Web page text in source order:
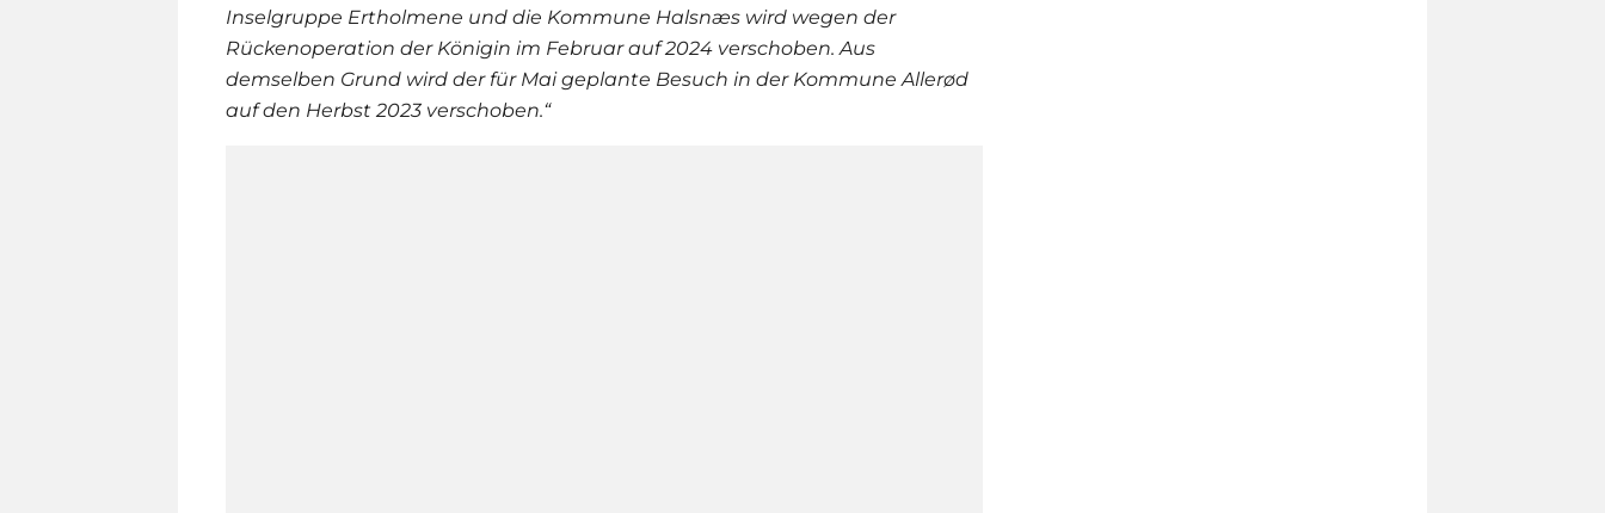
Inselgruppe Ertholmene und die Kommune Halsnæs wird wegen der
Rückenoperation der Königin im Februar auf 2024 verschoben. Aus
demselben Grund wird der für Mai geplante Besuch in der Kommune Allerød
auf den Herbst 2023 verschoben.“